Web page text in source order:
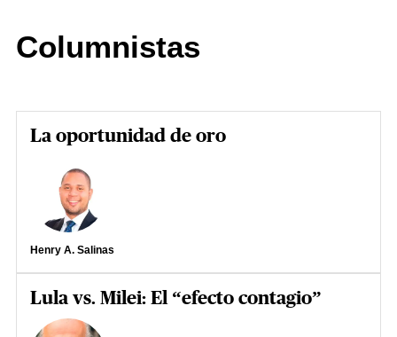
Columnistas
La oportunidad de oro
Henry A. Salinas
Lula vs. Milei: El “efecto contagio”